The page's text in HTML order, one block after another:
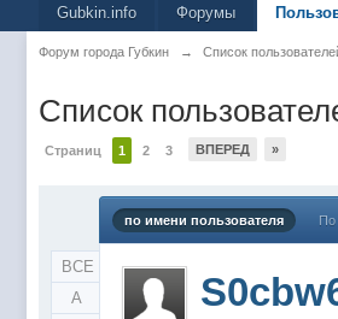
Gubkin.info Форумы
Форум города Губкин → Список
Список
Страниц 1 2 3 ВПЕРЕД »
ВСЕ
A
по имени пользователя По